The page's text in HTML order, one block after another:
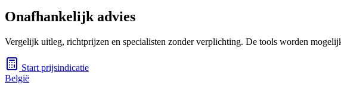
Onafhankelijk advies
Vergelijk uitleg, richtprijzen en specialisten zonder verplichting. De tools worden
Start prijsindicatie
België